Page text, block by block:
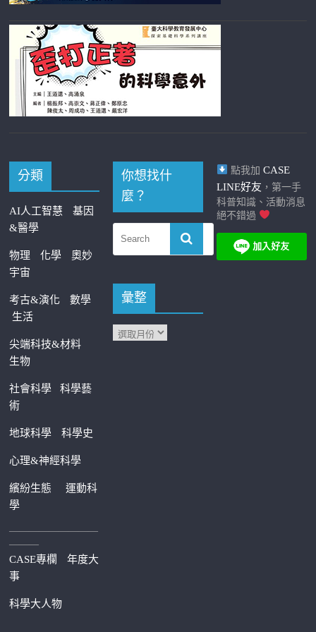
分類
AI人工智慧
基因
&醫學
物理 化學
奧妙
宇宙
考古&演化
數學
生活
尖端科技&材料
生物
社會科學科學藝
術
地球科學 科學史
心理&神經科學
繽紛生態運動科
學
—————————
———
CASE專欄
年度大
事
科學大人物
你想找什
麼？
彙整
點我加 CASE
LINE好友 ，第一手
科普知識、活動消息
絕不錯過